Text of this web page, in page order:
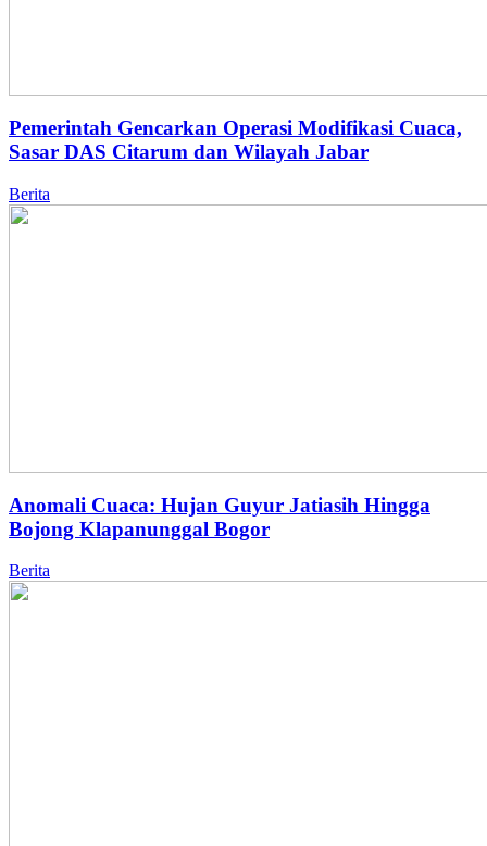
Pemerintah Gencarkan Operasi Modifikasi Cuaca,
Sasar DAS Citarum dan Wilayah Jabar
Berita
Anomali Cuaca: Hujan Guyur Jatiasih Hingga
Bojong Klapanunggal Bogor
Berita